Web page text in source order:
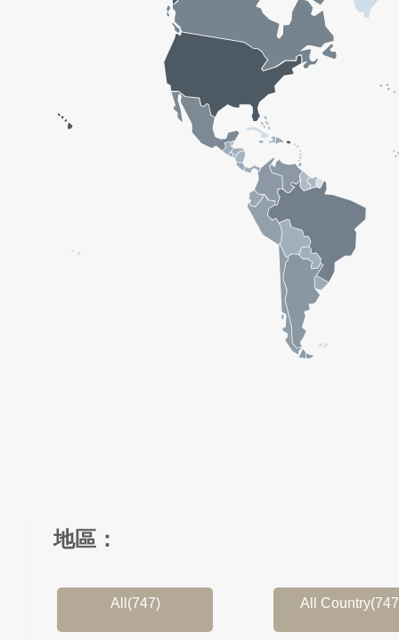
地區：
All(747) All